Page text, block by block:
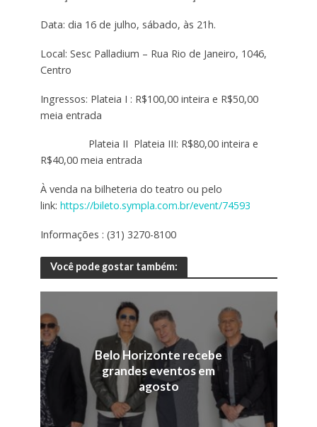
Data: dia 16 de julho, sábado, às 21h.
Local: Sesc Palladium – Rua Rio de Janeiro, 1046,
Centro
Ingressos: Plateia I : R$100,00 inteira e R$50,00
meia entrada
Plateia II Plateia III: R$80,00 inteira e
R$40,00 meia entrada
À venda na bilheteria do teatro ou pelo
link: https://bileto.sympla.com.br/event/74593
Informações : (31) 3270-8100
Você pode gostar também:
Belo Horizonte recebe
grandes eventos em
agosto